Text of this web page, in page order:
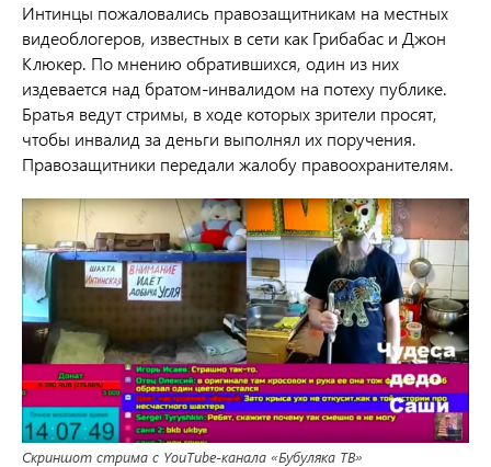
Интинцы пожаловались правозащитникам на местных
видеоблогеров, известных в сети как Грибабас и Джон
Клюкер. По мнению обратившихся, один из них
издевается над братом-инвалидом на потеху публике.
Братья ведут стримы, в ходе которых зрители просят,
чтобы инвалид за деньги выполнял их поручения.
Правозащитники передали жалобу правоохранителям.
Скриншот стрима с YouTube-канала «Бубуляка ТВ»